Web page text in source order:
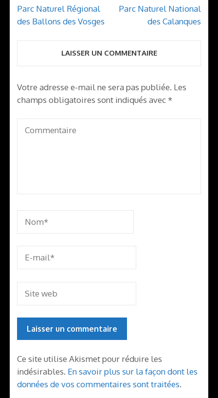
Navigation
de
Parc Naturel Régional
des Ballons des Vosges
Parc Naturel National
des Calanques
LAISSER UN COMMENTAIRE
Votre adresse e-mail ne sera pas publiée. Les
champs obligatoires sont indiqués avec *
Ce site utilise Akismet pour réduire les
indésirables. En savoir plus sur la façon dont les
données de vos commentaires sont traitées.